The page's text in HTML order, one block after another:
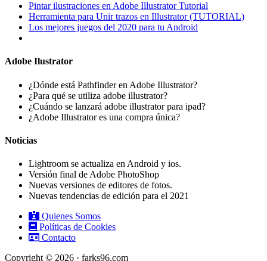
Pintar ilustraciones en Adobe Illustrator Tutorial
Herramienta para Unir trazos en Illustrator (TUTORIAL)
Los mejores juegos del 2020 para tu Android
Adobe Ilustrator
¿Dónde está Pathfinder en Adobe Illustrator?
¿Para qué se utiliza adobe illustrator?
¿Cuándo se lanzará adobe illustrator para ipad?
¿Adobe Illustrator es una compra única?
Noticias
Lightroom se actualiza en Android y ios.
Versión final de Adobe PhotoShop
Nuevas versiones de editores de fotos.
Nuevas tendencias de edición para el 2021
Quienes Somos
Políticas de Cookies
Contacto
Copyright © 2026 · farks96.com